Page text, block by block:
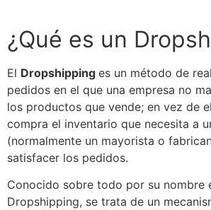
¿Qué es un
El Dropshipping es un método de
pedidos en el que una empresa no
los productos que vende; en vez de
compra el inventario que necesita a
(normalmente un mayorista o
satisfacer los pedidos.
Conocido sobre todo por su nombre
Dropshipping, se trata de un